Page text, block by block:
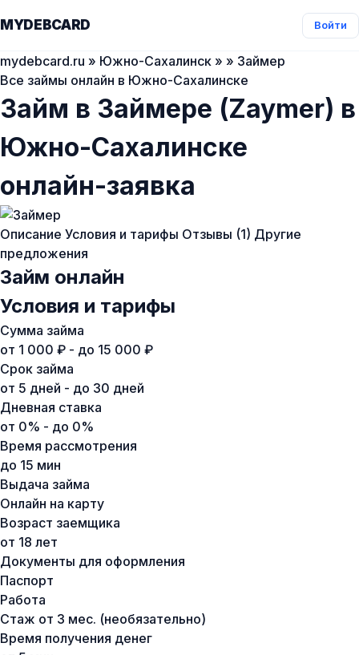
MYDEBCARD Войти
mydebcard.ru » Южно-Сахалинск » » Займер
Все займы онлайн в Южно-Сахалинске
Займ в Займере (Zaymer) в
Южно-Сахалинске
онлайн-заявка
Описание Условия и тарифы Отзывы (1) Другие
предложения
Займ онлайн
Условия и тарифы
Сумма займа
от 1 000 ₽ - до 15 000 ₽
Срок займа
от 5 дней - до 30 дней
Дневная ставка
от 0% - до 0%
Время рассмотрения
до 15 мин
Выдача займа
Онлайн на карту
Возраст заемщика
от 18 лет
Документы для оформления
Паспорт
Работа
Стаж от 3 мес. (необязательно)
Время получения денег